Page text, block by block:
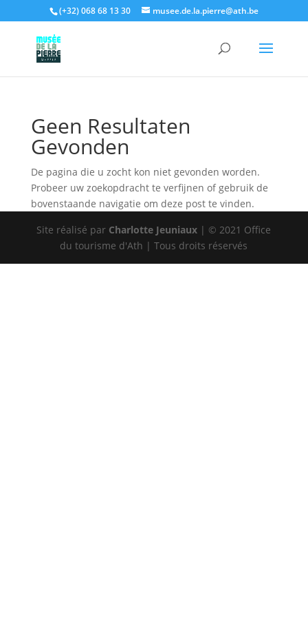
Toolbar openen
(+32) 068 68 13 30 musee.de.la.pierre@ath.be
Geen Resultaten
Gevonden
De pagina die u zocht kon niet gevonden worden.
Probeer uw zoekopdracht te verfijnen of gebruik de
bovenstaande navigatie om deze post te vinden.
Site réalisé par Charlotte Jeuniaux | © 2021 Office
du tourisme d'Ath | Tous droits réservés